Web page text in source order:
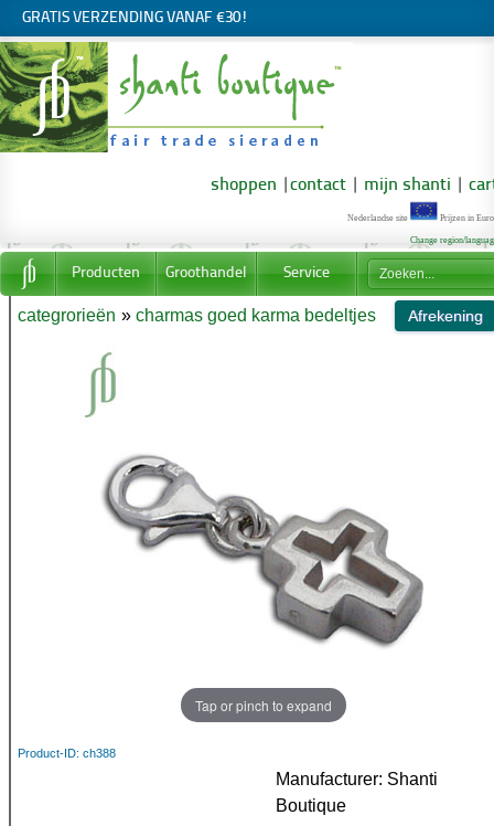
GRATIS VERZENDING VANAF €30!
shoppen contact mijn shanti
Nederlandse site Prijzen in
Change region/
Producten Groothandel Service
categrorieën » charmas goed karma bedeltjes
Tap or pinch to expand
Product-ID ch388
Manufacturer Shanti
Boutique